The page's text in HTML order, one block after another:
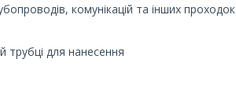
комунікацій та інших проходок
трубці для нанесення